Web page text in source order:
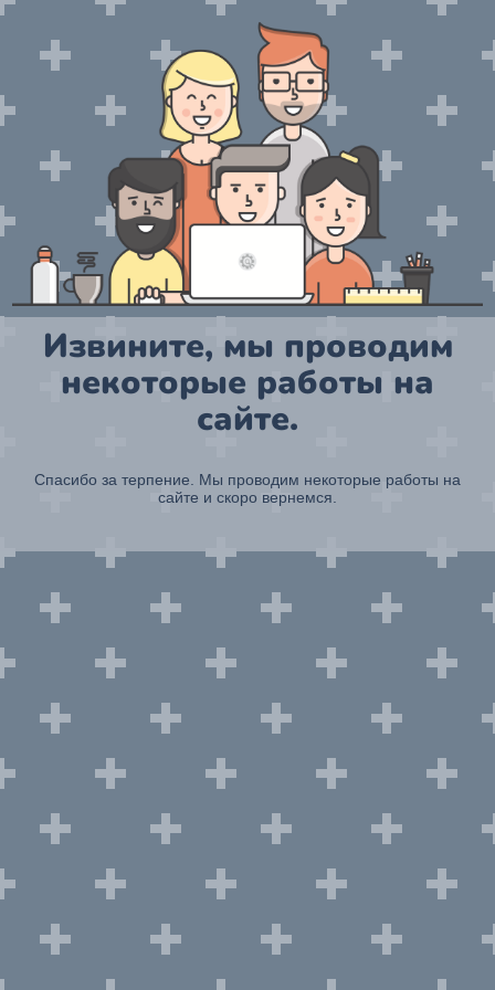
Извините, мы проводим
некоторые работы на
сайте.
Спасибо за терпение. Мы проводим некоторые работы на
сайте и скоро вернемся.